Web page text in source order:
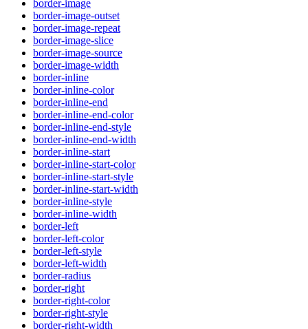
border-image
border-image-outset
border-image-repeat
border-image-slice
border-image-source
border-image-width
border-inline
border-inline-color
border-inline-end
border-inline-end-color
border-inline-end-style
border-inline-end-width
border-inline-start
border-inline-start-color
border-inline-start-style
border-inline-start-width
border-inline-style
border-inline-width
border-left
border-left-color
border-left-style
border-left-width
border-radius
border-right
border-right-color
border-right-style
border-right-width